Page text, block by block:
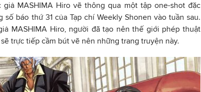
giả MASHIMA Hiro vẽ thông qua một tập one-shot đặc
báo thứ 31 của Tạp chí Weekly Shonen vào tuần sau.
MASHIMA Hiro, người đã tạo nên thế giới phép thuật
sẽ trực tiếp cầm bút vẽ nên những trang truyện này.